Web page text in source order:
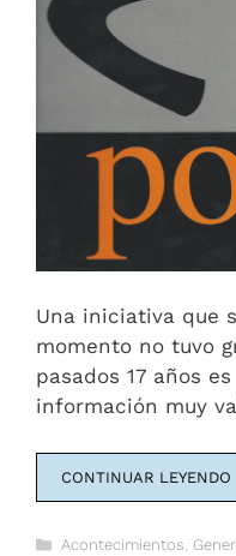
Una iniciativa que
momento no tuvo
pasados 17 años
información muy
CONTINUAR LEYENDO
Categorías
Acontecimientos,